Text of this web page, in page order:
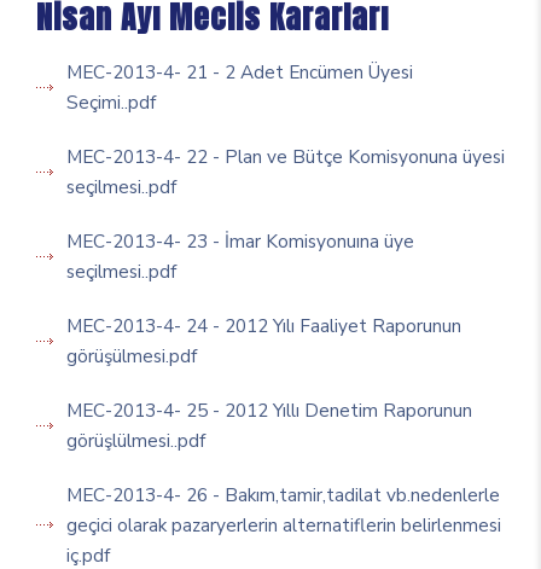
Nisan Ayı Meclis Kararları
MEC-2013-4- 21 - 2 Adet Encümen Üyesi
Seçimi..pdf
MEC-2013-4- 22 - Plan ve Bütçe Komisyonuna üyesi
seçilmesi..pdf
MEC-2013-4- 23 - İmar Komisyonuına üye
seçilmesi..pdf
MEC-2013-4- 24 - 2012 Yılı Faaliyet Raporunun
görüşülmesi.pdf
MEC-2013-4- 25 - 2012 Yıllı Denetim Raporunun
görüşlülmesi..pdf
MEC-2013-4- 26 - Bakım,tamir,tadilat vb.nedenlerle
geçici olarak pazaryerlerin alternatiflerin belirlenmesi
iç.pdf